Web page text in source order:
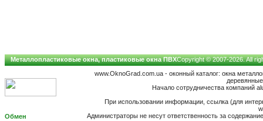
Металлопластиковые окна, пластиковые окна ПВХCopyright © 2007-2026. All
www.OknoGrad.com.ua - оконный каталог: окна
Начало сотрудничества компаний
При использовании информации, ссылка (для
Администраторы не несут ответственность за
Обмен